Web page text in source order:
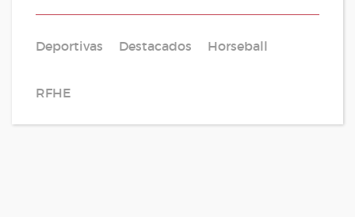
Deportivas Destacados Horseball
RFHE